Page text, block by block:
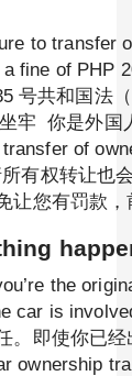
to transfer
fine of
号共和国法
牢 你是外国
of
有权转让也
让您有罚款
the
car is
。即使你已
ownership